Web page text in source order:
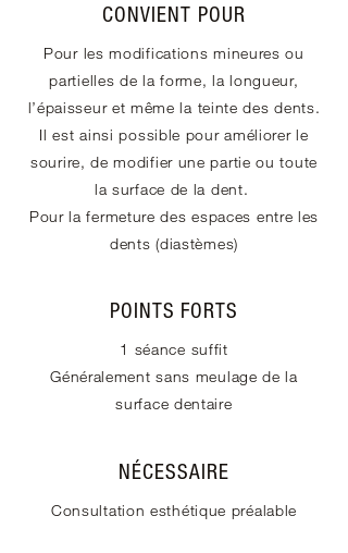
CONVIENT POUR
Pour les modifications mineures ou
partielles de la forme, la longueur,
l’épaisseur et même la teinte des dents.
Il est ainsi possible pour améliorer le
sourire, de modifier une partie ou toute
la surface de la dent.
Pour la fermeture des espaces entre les
dents (diastèmes)
POINTS FORTS
1 séance suffit
Généralement sans meulage de la
surface dentaire
NÉCESSAIRE
Consultation esthétique préalable